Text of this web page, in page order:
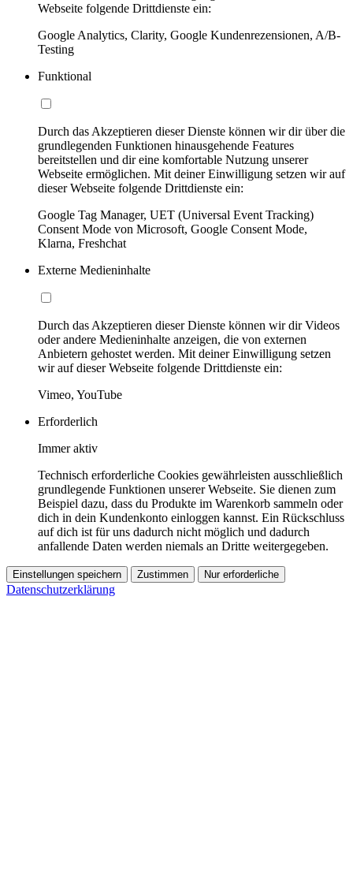
Webseite folgende Drittdienste ein:
Google Analytics, Clarity, Google Kundenrezensionen, A/B-
Testing
Funktional
Durch das Akzeptieren dieser Dienste können wir dir über die
grundlegenden Funktionen hinausgehende Features
bereitstellen und dir eine komfortable Nutzung unserer
Webseite ermöglichen. Mit deiner Einwilligung setzen wir auf
dieser Webseite folgende Drittdienste ein:
Google Tag Manager, UET (Universal Event Tracking)
Consent Mode von Microsoft, Google Consent Mode,
Klarna, Freshchat
Externe Medieninhalte
Durch das Akzeptieren dieser Dienste können wir dir Videos
oder andere Medieninhalte anzeigen, die von externen
Anbietern gehostet werden. Mit deiner Einwilligung setzen
wir auf dieser Webseite folgende Drittdienste ein:
Vimeo, YouTube
Erforderlich
Immer aktiv
Technisch erforderliche Cookies gewährleisten ausschließlich
grundlegende Funktionen unserer Webseite. Sie dienen zum
Beispiel dazu, dass du Produkte im Warenkorb sammeln oder
dich in dein Kundenkonto einloggen kannst. Ein Rückschluss
auf dich ist für uns dadurch nicht möglich und dadurch
anfallende Daten werden niemals an Dritte weitergegeben.
Einstellungen speichern Zustimmen Nur erforderliche
Datenschutzerklärung